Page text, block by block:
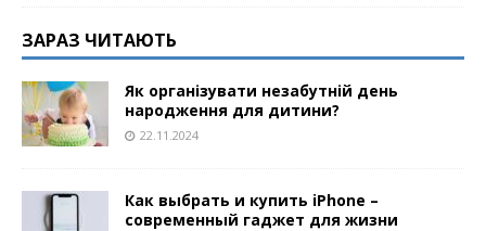
ЗАРАЗ ЧИТАЮТЬ
Як організувати незабутній день
народження для дитини?
22.11.2024
Как выбрать и купить iPhone –
современный гаджет для жизни